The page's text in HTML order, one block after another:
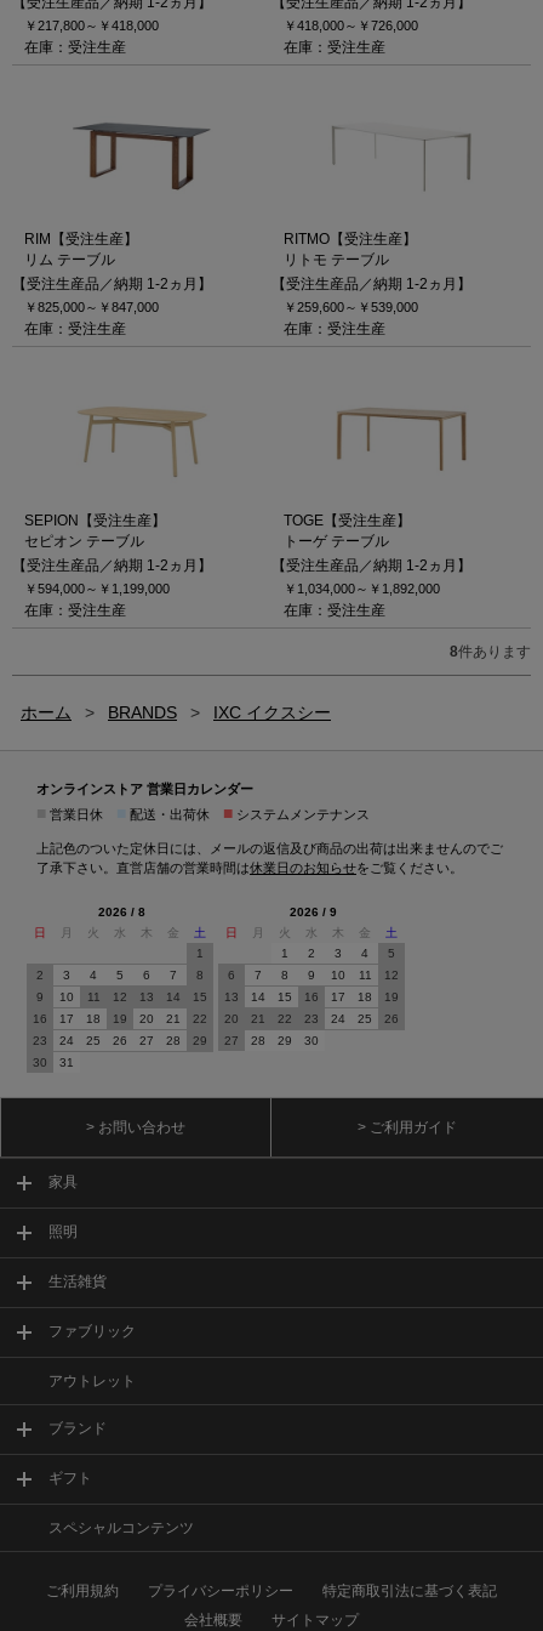
￥217,800～ ￥418,000
在庫：受注生産
￥418,000～ ￥726,000
在庫：受注生産
RIM【受注生産】
リム テーブル
【受注生産品／納期 1-2ヵ月】
￥825,000～ ￥847,000
在庫：受注生産
RITMO【受注生産】
リトモ テーブル
【受注生産品／納期 1-2ヵ月】
￥259,600～ ￥539,000
在庫：受注生産
SEPION【受注生産】
セピオン テーブル
【受注生産品／納期 1-2ヵ月】
￥594,000～ ￥1,199,000
在庫：受注生産
TOGE【受注生産】
トーゲ テーブル
【受注生産品／納期 1-2ヵ月】
￥1,034,000～ ￥1,892,000
在庫：受注生産
8件あります
ホーム > BRANDS > IXC イクスシー
オンラインストア 営業日カレンダー
営業日休 配送・出荷休 ■ システムメンテナンス
上記色のついた定休日には、メールの返信及び商品の出荷は出来ませんのでご
了承下さい。直営店舗の営業時間は休業日のお知らせをご覧ください。
2026 / 8
日
月 火 水 木 金
土
1
2
3 4 5 6 7
8
9
10 11 12 13 14
15
16
17 18 19 20 21
22
23
24 25 26 27 28
29
30
31
2026 / 9
日
月 火 水 木 金
土
1
2 3 4
5
6
7 8 9 10 11
12
13
14 15 16 17 18
19
20
21 22 23 24 25
26
27
28 29 30
> お問い合わせ > ご利用ガイド
家具
照明
生活雑貨
ファブリック
アウトレット
ブランド
ギフト
スペシャルコンテンツ
ご利用規約 プライバシーポリシー
特定商取引法に基づく表記
会社概要
サイトマップ